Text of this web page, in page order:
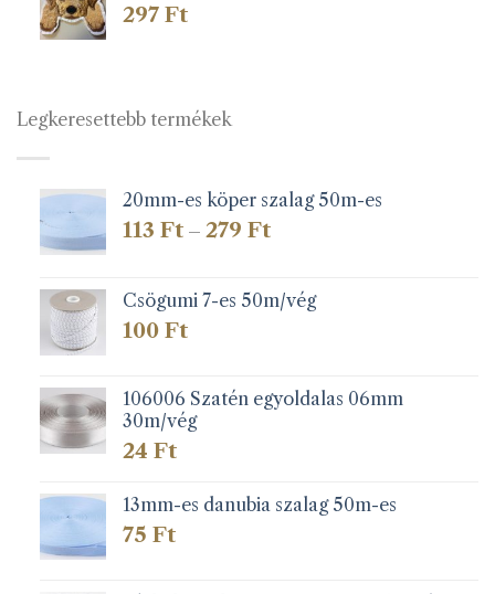
297 Ft
Legkeresettebb termékek
20mm-es köper szalag 50m-es
113 Ft – 279 FtÁrtartomány:
279 Ft
Csögumi 7-es 50m/vég
100 Ft
106006 Szatén egyoldalas 06mm
30m/vég
24 Ft
13mm-es danubia szalag 50m-es
75 Ft